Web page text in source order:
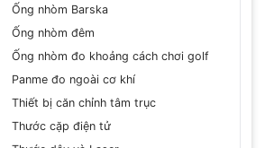
Ống nhòm Barska
Ống nhòm đêm
Ống nhòm đo khoảng cách chơi golf
Panme đo ngoài cơ khí
Thiết bị căn chỉnh tâm trục
Thước cặp điện tử